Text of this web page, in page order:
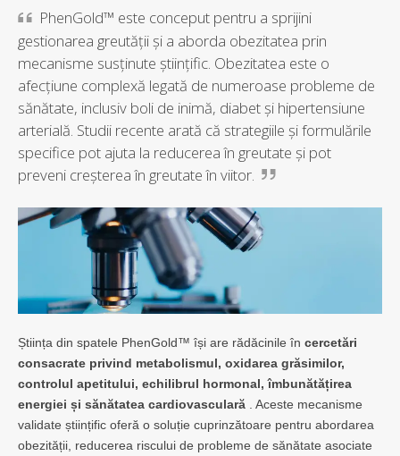
PhenGold™ este conceput pentru a sprijini
gestionarea greutății și a aborda obezitatea prin
mecanisme susținute științific. Obezitatea este o
afecțiune complexă legată de numeroase probleme de
sănătate, inclusiv boli de inimă, diabet și hipertensiune
arterială. Studii recente arată că strategiile și formulările
specifice pot ajuta la reducerea în greutate și pot
preveni creșterea în greutate în viitor.
Știința din spatele PhenGold™ își are rădăcinile în cercetări
consacrate privind metabolismul, oxidarea grăsimilor,
controlul apetitului, echilibrul hormonal, îmbunătățirea
energiei și sănătatea cardiovasculară . Aceste mecanisme
validate științific oferă o soluție cuprinzătoare pentru abordarea
obezității, reducerea riscului de probleme de sănătate asociate